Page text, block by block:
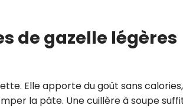
de gazelle légères
Elle apporte du goût sans calories,
la pâte. Une cuillère à soupe